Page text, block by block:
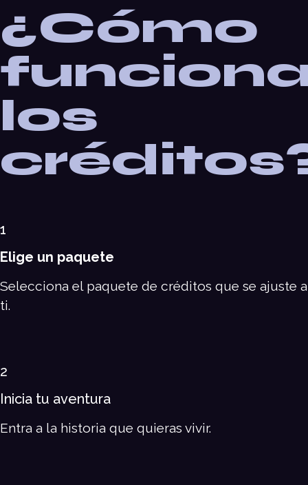
¿Cómo
los
1
Elige un paquete
Selecciona el paquete de créditos que se ajuste a
ti.
2
Inicia tu aventura
Entra a la historia que quieras vivir.